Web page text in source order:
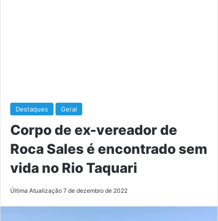
Destaques Geral
Corpo de ex-vereador de
Roca Sales é encontrado sem
vida no Rio Taquari
Última Atualização 7 de dezembro de 2022